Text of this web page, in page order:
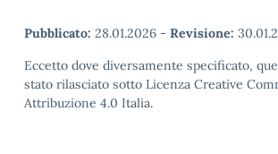
Pubblicato: 28.01.2026 - Revisione:
Eccetto dove diversamente specificato,
stato rilasciato sotto Licenza Creative
Attribuzione 4.0 Italia.